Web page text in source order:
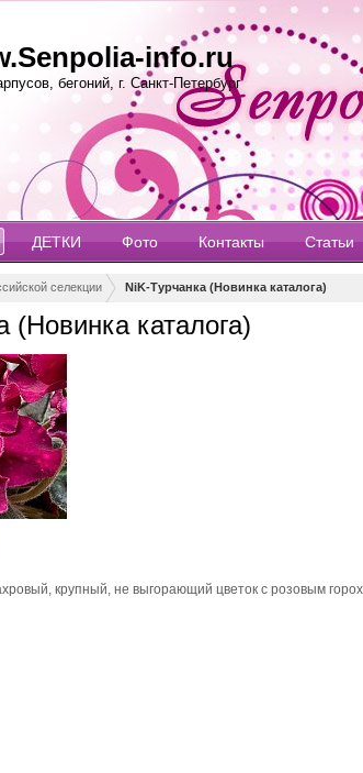
селекции NiK-Турчанка (Новинка каталога)
(Новинка каталога)
крупный, не выгорающий цветок с розовым
info.ru
бегоний, г. Санкт-Петербург
ДЕТКИ Фото Контакты Статьи